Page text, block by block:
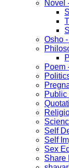
Osho
Poem
Self
Self
Sex
Share